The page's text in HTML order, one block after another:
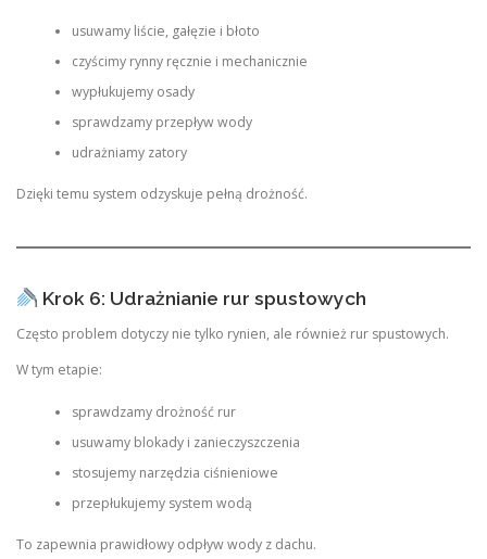
usuwamy liście, gałęzie i błoto
czyścimy rynny ręcznie i mechanicznie
wypłukujemy osady
sprawdzamy przepływ wody
udrażniamy zatory
Dzięki temu system odzyskuje pełną drożność.
Krok 6: Udrażnianie rur spustowych
Często problem dotyczy nie tylko rynien, ale również rur spustowych.
W tym etapie:
sprawdzamy drożność rur
usuwamy blokady i zanieczyszczenia
stosujemy narzędzia ciśnieniowe
przepłukujemy system wodą
To zapewnia prawidłowy odpływ wody z dachu.